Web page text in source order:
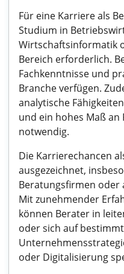
Für eine Karriere als
Studium in
Wirtschaftsinformatik
Bereich erforderlich.
Fachkenntnisse und
Branche verfügen.
analytische
und ein hohes Maß
notwendig.
Die Karrierechancen
ausgezeichnet,
Beratungsfirmen oder
Mit zunehmender
können Berater in
oder sich auf
oder Digitalisierung